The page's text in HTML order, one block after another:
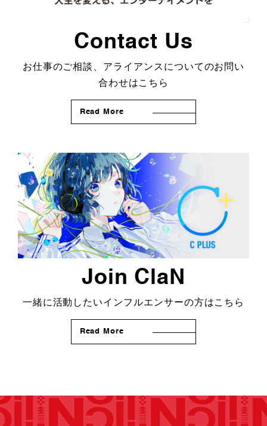
Contact Us
お仕事のご相談、アライアンスについてのお問い
合わせはこちら
Read More
Join ClaN
一緒に活動したいインフルエンサーの方はこちら
Read More